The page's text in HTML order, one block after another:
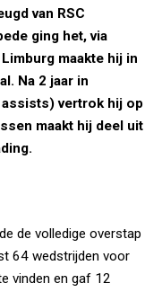
van RSC
ging het, via
maakte hij in
Na 2 jaar in
vertrok hij op
maakt hij deel uit
de volledige overstap
64 wedstrijden voor
vinden en gaf 12